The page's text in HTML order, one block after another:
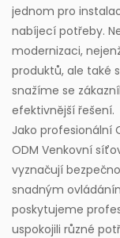
jednom pro
nabíjecí potřeby.
modernizaci,
produktů, ale také
snažíme se
efektivnější řešení.
Jako profesionální
ODM Venkovní
vyznačují
snadným
poskytujeme
uspokojili různé